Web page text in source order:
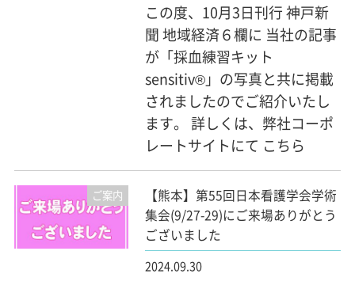
この度、10月3日刊行 神戸新
聞 地域経済６欄に 当社の記事
が「採血練習キット
sensitiv®」の写真と共に掲載
されましたのでご紹介いたし
ます。 詳しくは、弊社コーポ
レートサイトにて こちら
ご案内
【熊本】第55回日本看護学会学術
集会(9/27-29)にご来場ありがとう
ございました
2024.09.30